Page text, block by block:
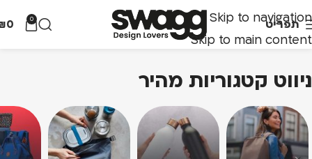
Skip to navigation
Skip to main content
תפריט 0
0
ניווט קטגוריות מהיר